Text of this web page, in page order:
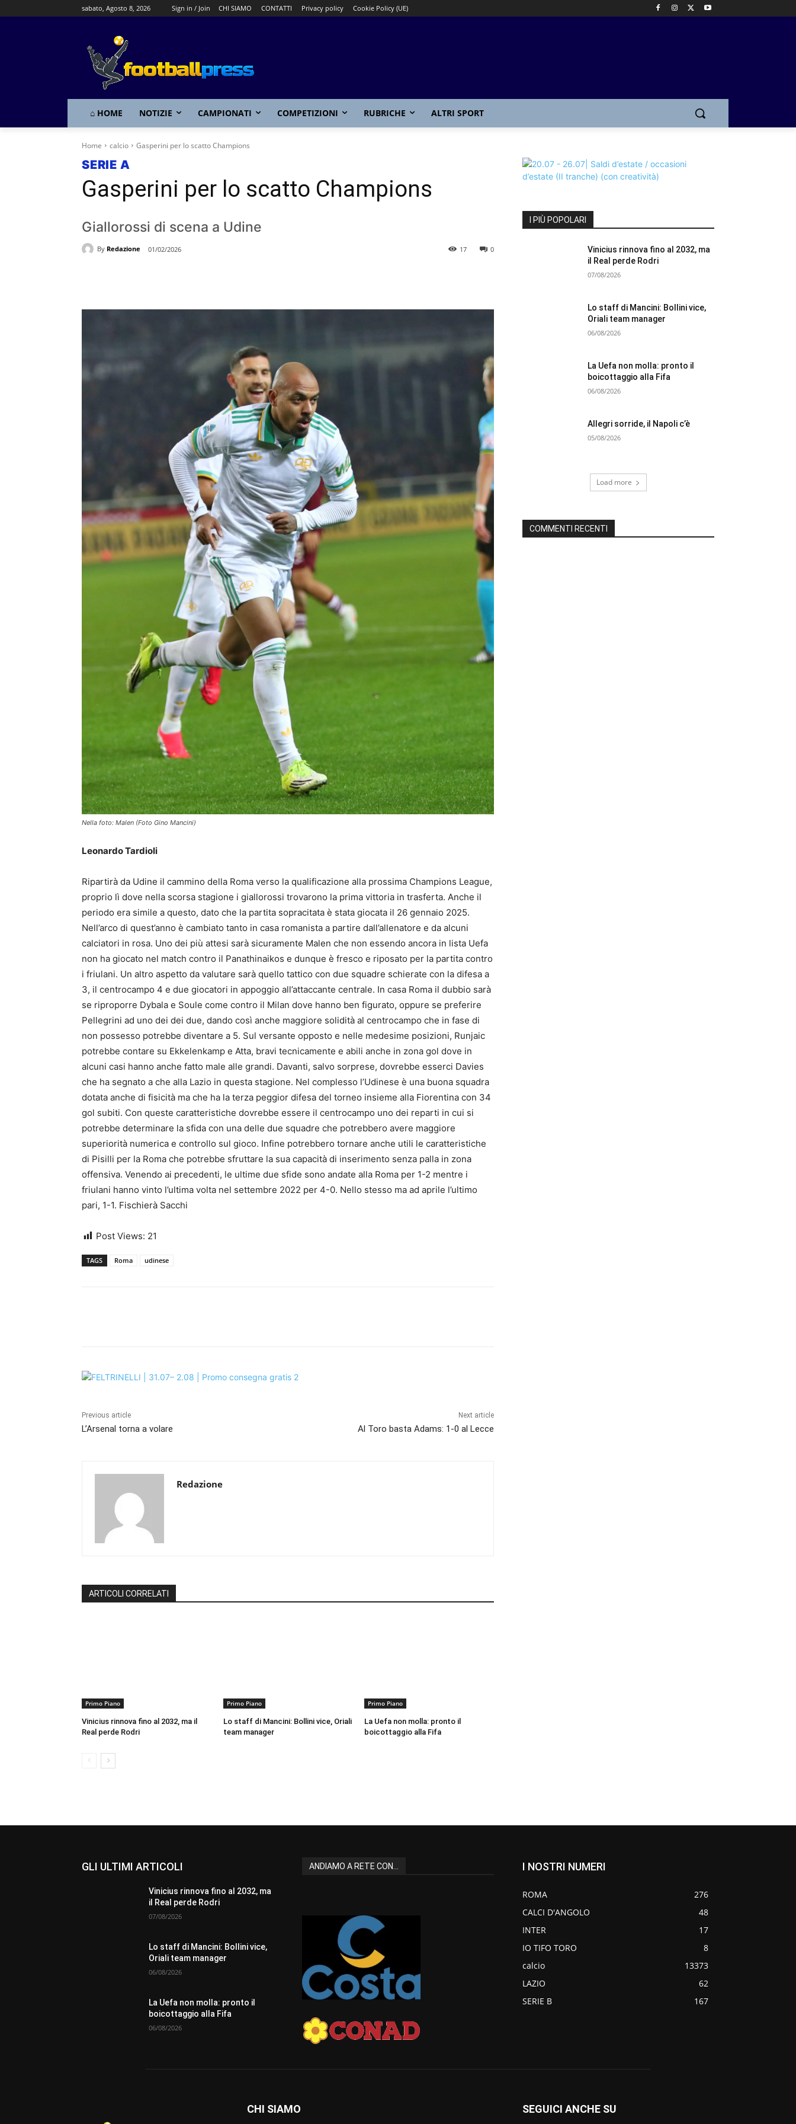
sabato, Agosto 8, 2026 Sign in / Join CHI SIAMO CONTATTI Privacy policy Cookie Policy (UE)
⌂ HOME NOTIZIE CAMPIONATI COMPETIZIONI RUBRICHE ALTRI SPORT
Home calcio Gasperini per lo scatto Champions
SERIE A
Gasperini per lo scatto Champions
Giallorossi di scena a Udine
By Redazione 01/02/2026 0
17
Nella foto: Malen (Foto Gino Mancini)
Leonardo Tardioli
Ripartirà da Udine il cammino della Roma verso la qualificazione alla prossima Champions League,
proprio lì dove nella scorsa stagione i giallorossi trovarono la prima vittoria in trasferta. Anche il
periodo era simile a questo, dato che la partita sopracitata è stata giocata il 26 gennaio 2025.
Nell’arco di quest’anno è cambiato tanto in casa romanista a partire dall’allenatore e da alcuni
calciatori in rosa. Uno dei più attesi sarà sicuramente Malen che non essendo ancora in lista Uefa
non ha giocato nel match contro il Panathinaikos e dunque è fresco e riposato per la partita contro
i friulani. Un altro aspetto da valutare sarà quello tattico con due squadre schierate con la difesa a
3, il centrocampo 4 e due giocatori in appoggio all’attaccante centrale. In casa Roma il dubbio sarà
se riproporre Dybala e Soule come contro il Milan dove hanno ben figurato, oppure se preferire
Pellegrini ad uno dei dei due, dando così anche maggiore solidità al centrocampo che in fase di
non possesso potrebbe diventare a 5. Sul versante opposto e nelle medesime posizioni, Runjaic
potrebbe contare su Ekkelenkamp e Atta, bravi tecnicamente e abili anche in zona gol dove in
alcuni casi hanno anche fatto male alle grandi. Davanti, salvo sorprese, dovrebbe esserci Davies
che ha segnato a che alla Lazio in questa stagione. Nel complesso l’Udinese è una buona squadra
dotata anche di fisicità ma che ha la terza peggior difesa del torneo insieme alla Fiorentina con 34
gol subiti. Con queste caratteristiche dovrebbe essere il centrocampo uno dei reparti in cui si
potrebbe determinare la sfida con una delle due squadre che potrebbero avere maggiore
superiorità numerica e controllo sul gioco. Infine potrebbero tornare anche utili le caratteristiche
di Pisilli per la Roma che potrebbe sfruttare la sua capacità di inserimento senza palla in zona
offensiva. Venendo ai precedenti, le ultime due sfide sono andate alla Roma per 1-2 mentre i
friulani hanno vinto l’ultima volta nel settembre 2022 per 4-0. Nello stesso ma ad aprile l’ultimo
pari, 1-1. Fischierà Sacchi
Post Views: 21
TAGS Roma udinese
Previous article
L’Arsenal torna a volare
Next article
Al Toro basta Adams: 1-0 al Lecce
Redazione
ARTICOLI CORRELATI
Primo Piano
Vinicius rinnova fino al 2032, ma il
Real perde Rodri
Primo Piano
Lo staff di Mancini: Bollini vice, Oriali
team manager
Primo Piano
La Uefa non molla: pronto il
boicottaggio alla Fifa
I PIÙ POPOLARI
Vinicius rinnova fino al 2032, ma
il Real perde Rodri
07/08/2026
Lo staff di Mancini: Bollini vice,
Oriali team manager
06/08/2026
La Uefa non molla: pronto il
boicottaggio alla Fifa
06/08/2026
Allegri sorride, il Napoli c’è
05/08/2026
Load more
COMMENTI RECENTI
GLI ULTIMI ARTICOLI
Vinicius rinnova fino al 2032, ma
il Real perde Rodri
07/08/2026
Lo staff di Mancini: Bollini vice,
Oriali team manager
06/08/2026
La Uefa non molla: pronto il
boicottaggio alla Fifa
06/08/2026
ANDIAMO A RETE CON... I NOSTRI NUMERI
ROMA
276
CALCI D'ANGOLO
48
INTER
17
IO TIFO TORO
8
calcio
13373
LAZIO
62
SERIE B
167
CHI SIAMO SEGUICI ANCHE SU